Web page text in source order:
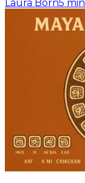
Laura Born5